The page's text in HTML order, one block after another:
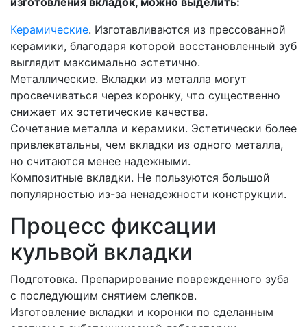
Керамические. Изготавливаются из прессованной
керамики, благодаря которой восстановленный зуб
выглядит максимально эстетично.
Металлические. Вкладки из металла могут
просвечиваться через коронку, что существенно
снижает их эстетические качества.
Сочетание металла и керамики. Эстетически более
привлекатальны, чем вкладки из одного металла,
но считаются менее надежными.
Композитные вкладки. Не пользуются большой
популярностью из-за ненадежности конструкции.
Процесс фиксации
кульвой вкладки
Подготовка. Препарирование поврежденного зуба
с последующим снятием слепков.
Изготовление вкладки и коронки по сделанным